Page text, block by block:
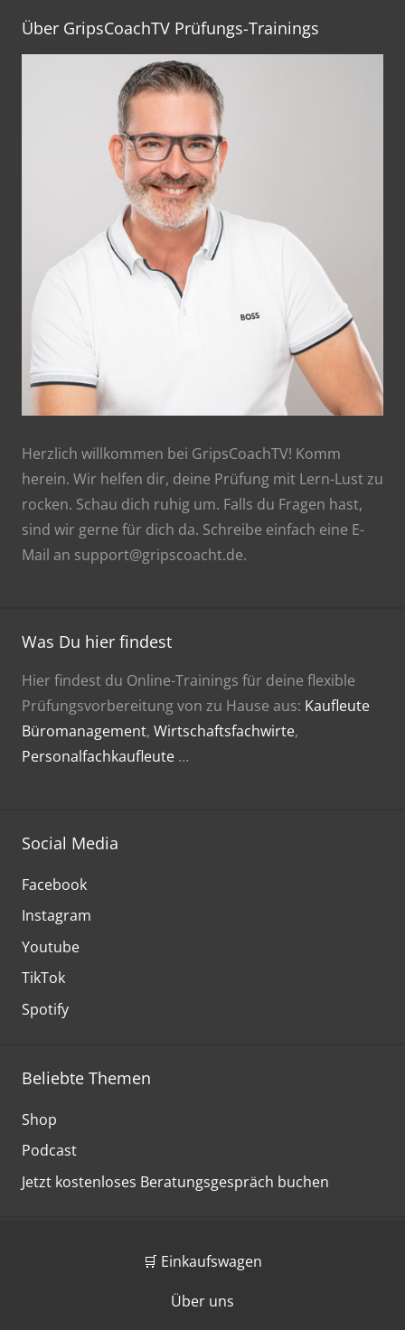
Über GripsCoachTV Prüfungs-Trainings
Herzlich willkommen bei GripsCoachTV! Komm
herein. Wir helfen dir, deine Prüfung mit Lern-Lust zu
rocken. Schau dich ruhig um. Falls du Fragen hast,
sind wir gerne für dich da. Schreibe einfach eine E-
Mail an support@gripscoacht.de.
Was Du hier findest
Hier findest du Online-Trainings für deine flexible
Prüfungsvorbereitung von zu Hause aus: Kaufleute
Büromanagement, Wirtschaftsfachwirte,
Personalfachkaufleute …
Social Media
Facebook
Instagram
Youtube
TikTok
Spotify
Beliebte Themen
Shop
Podcast
Jetzt kostenloses Beratungsgespräch buchen
🛒 Einkaufswagen
Über uns